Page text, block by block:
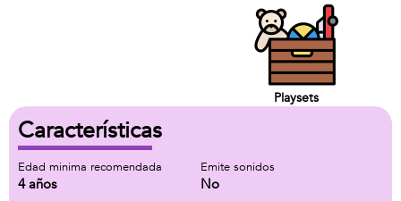
Playsets
Características
Edad minima recomendada
4 años
Emite sonidos
No